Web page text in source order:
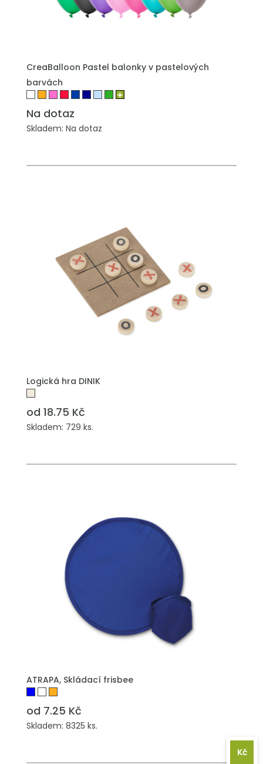
CreaBalloon Pastel balonky v pastelových
barvách
Na dotaz
Skladem: Na dotaz
Logická hra DINIK
od 18.75 Kč
Skladem: 729 ks.
ATRAPA, Skládací frisbee
od 7.25 Kč
Skladem: 8325 ks.
Kč